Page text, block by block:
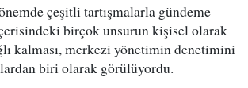
çeşitli tartışmalarla gündeme
birçok unsurun kişisel olarak
kalması, merkezi yönetimin denetimini
biri olarak görülüyordu.